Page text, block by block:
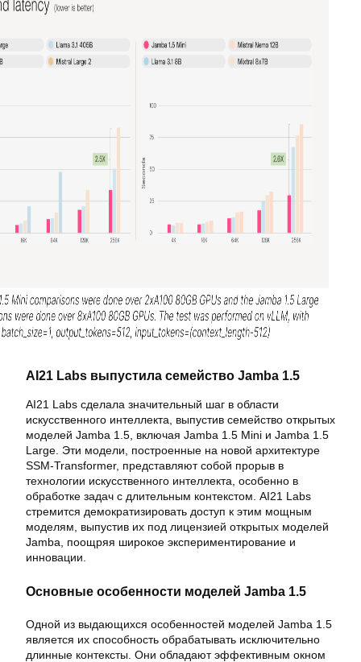
AI21 Labs выпустила семейство Jamba 1.5
AI21 Labs сделала значительный шаг в области
искусственного интеллекта, выпустив семейство открытых
моделей Jamba 1.5, включая Jamba 1.5 Mini и Jamba 1.5
Large. Эти модели, построенные на новой архитектуре
SSM-Transformer, представляют собой прорыв в
технологии искусственного интеллекта, особенно в
обработке задач с длительным контекстом. AI21 Labs
стремится демократизировать доступ к этим мощным
моделям, выпустив их под лицензией открытых моделей
Jamba, поощряя широкое экспериментирование и
инновации.
Основные особенности моделей Jamba 1.5
Одной из выдающихся особенностей моделей Jamba 1.5
является их способность обрабатывать исключительно
длинные контексты. Они обладают эффективным окном